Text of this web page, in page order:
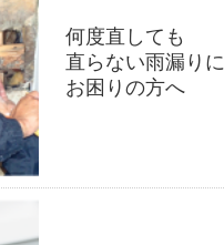
何度直しても
直らない雨漏りに
お困りの方へ